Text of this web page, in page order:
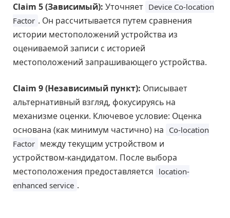
Claim 5 (Зависимый): Уточняет Device Co-location
Factor . Он рассчитывается путем сравнения
истории местоположений устройства из
оцениваемой записи с историей
местоположений запрашивающего устройства.
Claim 9 (Независимый пункт): Описывает
альтернативный взгляд, фокусируясь на
механизме оценки. Ключевое условие: Оценка
основана (как минимум частично) на Co-location
Factor между текущим устройством и
устройством-кандидатом. После выбора
местоположения предоставляется location-
enhanced service .